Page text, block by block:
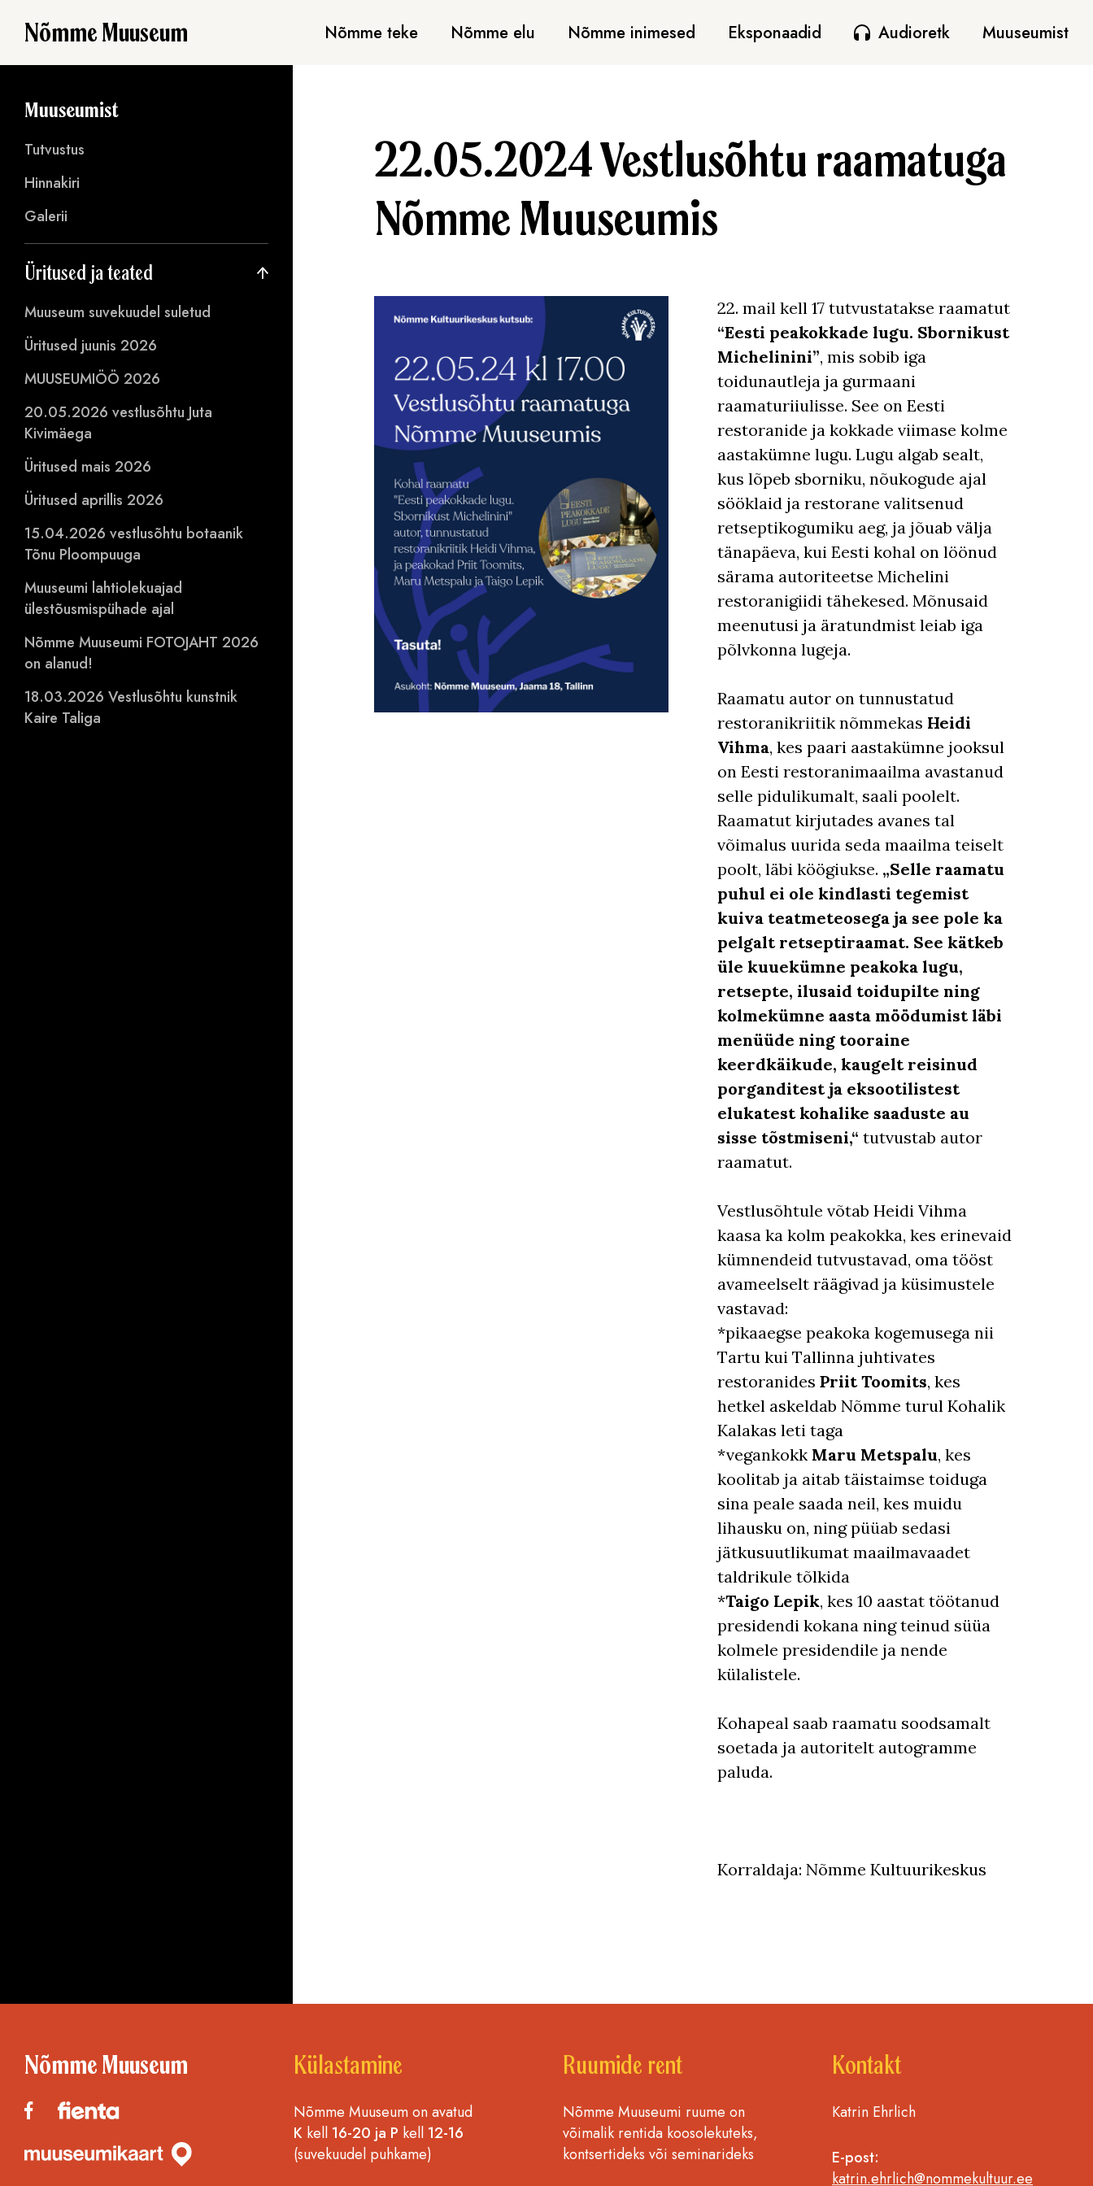
Nõmme Muuseum Nõmme teke Nõmme elu Nõmme inimesed Eksponaadid Audioretk Muuseumist
Muuseumist
Tutvustus
Hinnakiri
Galerii
Üritused ja teated
Muuseum suvekuudel suletud
Üritused juunis 2026
MUUSEUMIÖÖ 2026
20.05.2026 vestlusõhtu Juta
Kivimäega
Üritused mais 2026
Üritused aprillis 2026
15.04.2026 vestlusõhtu botaanik
Tõnu Ploompuuga
Muuseumi lahtiolekuajad
ülestõusmispühade ajal
Nõmme Muuseumi FOTOJAHT 2026
on alanud!
18.03.2026 Vestlusõhtu kunstnik
Kaire Taliga
22.05.2024 Vestlusõhtu raamatuga
Nõmme Muuseumis
22. mail kell 17 tutvustatakse raamatut
“Eesti peakokkade lugu. Sbornikust
Michelinini”, mis sobib iga
toidunautleja ja gurmaani
raamaturiiulisse. See on Eesti
restoranide ja kokkade viimase kolme
aastakümne lugu. Lugu algab sealt,
kus lõpeb sborniku, nõukogude ajal
sööklaid ja restorane valitsenud
retseptikogumiku aeg, ja jõuab välja
tänapäeva, kui Eesti kohal on löönud
särama autoriteetse Michelini
restoranigiidi tähekesed. Mõnusaid
meenutusi ja äratundmist leiab iga
põlvkonna lugeja.
Raamatu autor on tunnustatud
restoranikriitik nõmmekas Heidi
Vihma, kes paari aastakümne jooksul
on Eesti restoranimaailma avastanud
selle pidulikumalt, saali poolelt.
Raamatut kirjutades avanes tal
võimalus uurida seda maailma teiselt
poolt, läbi köögiukse. „Selle raamatu
puhul ei ole kindlasti tegemist
kuiva teatmeteosega ja see pole ka
pelgalt retseptiraamat. See kätkeb
üle kuuekümne peakoka lugu,
retsepte, ilusaid toidupilte ning
kolmekümne aasta möödumist läbi
menüüde ning tooraine
keerdkäikude, kaugelt reisinud
porganditest ja eksootilistest
elukatest kohalike saaduste au
sisse tõstmiseni,“ tutvustab autor
raamatut.
Vestlusõhtule võtab Heidi Vihma
kaasa ka kolm peakokka, kes erinevaid
kümnendeid tutvustavad, oma tööst
avameelselt räägivad ja küsimustele
vastavad:
*pikaaegse peakoka kogemusega nii
Tartu kui Tallinna juhtivates
restoranides Priit Toomits, kes
hetkel askeldab Nõmme turul Kohalik
Kalakas leti taga
*vegankokk Maru Metspalu, kes
koolitab ja aitab täistaimse toiduga
sina peale saada neil, kes muidu
lihausku on, ning püüab sedasi
jätkusuutlikumat maailmavaadet
taldrikule tõlkida
*Taigo Lepik, kes 10 aastat töötanud
presidendi kokana ning teinud süüa
kolmele presidendile ja nende
külalistele.
Kohapeal saab raamatu soodsamalt
soetada ja autoritelt autogramme
paluda.
Korraldaja: Nõmme Kultuurikeskus
Nõmme Muuseum Külastamine
Nõmme Muuseum on avatud
K kell 16-20 ja P kell 12-16
(suvekuudel puhkame)
Ruumide rent
Nõmme Muuseumi ruume on
võimalik rentida koosolekuteks,
kontsertideks või seminarideks
Kontakt
Katrin Ehrlich
E-post:
katrin.ehrlich@nommekultuur.ee